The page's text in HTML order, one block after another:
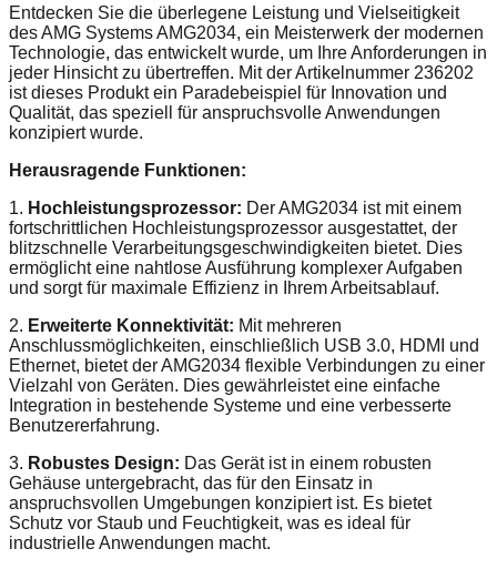
Entdecken Sie die überlegene Leistung und Vielseitigkeit
des AMG Systems AMG2034, ein Meisterwerk der modernen
Technologie, das entwickelt wurde, um Ihre Anforderungen in
jeder Hinsicht zu übertreffen. Mit der Artikelnummer 236202
ist dieses Produkt ein Paradebeispiel für Innovation und
Qualität, das speziell für anspruchsvolle Anwendungen
konzipiert wurde.
Herausragende Funktionen:
1. Hochleistungsprozessor: Der AMG2034 ist mit einem
fortschrittlichen Hochleistungsprozessor ausgestattet, der
blitzschnelle Verarbeitungsgeschwindigkeiten bietet. Dies
ermöglicht eine nahtlose Ausführung komplexer Aufgaben
und sorgt für maximale Effizienz in Ihrem Arbeitsablauf.
2. Erweiterte Konnektivität: Mit mehreren
Anschlussmöglichkeiten, einschließlich USB 3.0, HDMI und
Ethernet, bietet der AMG2034 flexible Verbindungen zu einer
Vielzahl von Geräten. Dies gewährleistet eine einfache
Integration in bestehende Systeme und eine verbesserte
Benutzererfahrung.
3. Robustes Design: Das Gerät ist in einem robusten
Gehäuse untergebracht, das für den Einsatz in
anspruchsvollen Umgebungen konzipiert ist. Es bietet
Schutz vor Staub und Feuchtigkeit, was es ideal für
industrielle Anwendungen macht.